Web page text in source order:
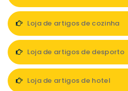
Loja de artigos de cozinha
Loja de artigos de desporto
Loja de artigos de hotel